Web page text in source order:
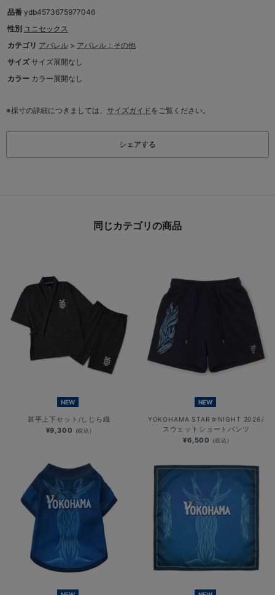
品番 ydb4573675977046
性別 ユニセックス
カテゴリ アパレル > アパレル：その他
サイズ サイズ展開なし
カラー カラー展開なし
※採寸の詳細につきましては、 サイズガイドをご覧ください。
シェアする
同じカテゴリの商品
NEW
甚平上下セット/しじら織
¥9,300 (税込)
NEW
YOKOHAMA STAR☆NIGHT 2026/
スウェットショートパンツ
¥6,500 (税込)